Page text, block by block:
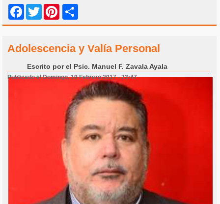
Facebook
Twitter Pinterest
Adolescencia y Valía Personal
Escrito porel Psic. Manuel F. Zavala Ayala
Publicado el Domingo, 19 Febrero 2017 - 23:47